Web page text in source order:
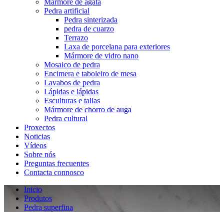
Mármore de ágata
Pedra artificial
Pedra sinterizada
pedra de cuarzo
Terrazo
Laxa de porcelana para exteriores
Mármore de vidro nano
Mosaico de pedra
Encimera e taboleiro de mesa
Lavabos de pedra
Lápidas e lápidas
Esculturas e tallas
Mármore de chorro de auga
Pedra cultural
Proxectos
Noticias
Vídeos
Sobre nós
Preguntas frecuentes
Contacta connosco
Inicio
Produtos
Pedra superfina